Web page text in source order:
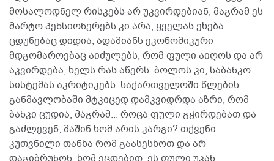
მოსალოდნელ რისკებს არ უკვირდებიან, მაგრამ ეს
მარტო პენსიონერებს კი არა, ყველას ეხება.
ცდუნებაც დიდია, ადამიანს ეკონომიკური
მდგომაროებაც აიძულებს, რომ ფული აიღოს და არ
აკვირდება, ხელს რას აწერს. ბოლოს კი, საბანკო
სისტემას აკრიტიკებს. საქართველოში წლების
განმავლობაში მტკიცედ დამკვიდრდა აზრი, რომ
ბანკი ცუდია, მაგრამ... როცა ფული გჭირდებათ და
გაძლევენ, მაშინ ხომ არის კარგი? თქვენი
კუთვნილი თანხა რომ გაასესხოთ და არ